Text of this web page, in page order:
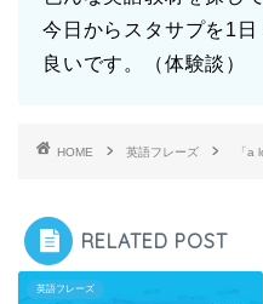
今日からスタサプを1
良いです。（体験談）
HOME 英語フレーズ 「a
RELATED POST
英語フレーズ